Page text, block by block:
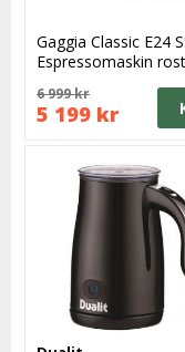
Gaggia Classic E24
Espressomaskin
6 999 kr
5 199 kr